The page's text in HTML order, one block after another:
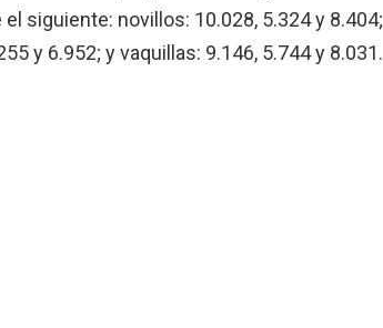
siguiente: novillos: 10.028, 5.324 y 8.404;
y 6.952; y vaquillas: 9.146, 5.744 y 8.031.